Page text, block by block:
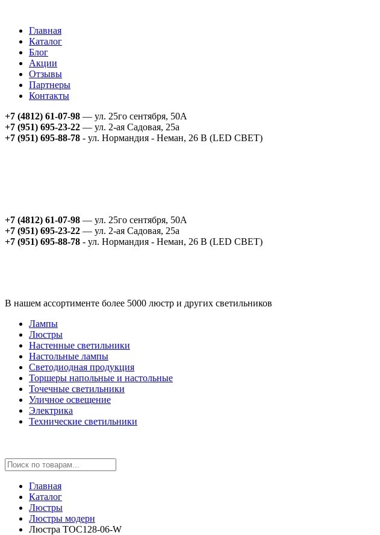
Главная
Каталог
Блог
Акции
Отзывы
Партнеры
Контакты
+7 (4812) 61-07-98 — ул. 25го сентября, 50А
+7 (951) 695-23-22 — ул. 2-ая Садовая, 25а
+7 (951) 695-88-78 - ул. Нормандия - Неман, 26 В (LED СВЕТ)
+7 (4812) 61-07-98 — ул. 25го сентября, 50А
+7 (951) 695-23-22 — ул. 2-ая Садовая, 25а
+7 (951) 695-88-78 - ул. Нормандия - Неман, 26 В (LED СВЕТ)
В нашем ассортименте более 5000 люстр и других светильников
Лампы
Люстры
Настенные светильники
Настольные лампы
Светодиодная продукция
Торшеры напольные и настольные
Точечные светильники
Уличное освещение
Электрика
Технические светильники
Главная
Каталог
Люстры
Люстры модерн
Люстра TOC128-06-W